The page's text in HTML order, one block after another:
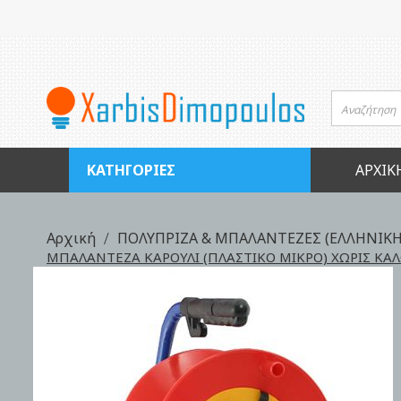
ΚΑΤΗΓΟΡΊΕΣ
Αρχική ΠΟΛΥΠΡΙΖΑ & ΜΠΑΛΑΝΤΕΖΕΣ
ΜΠΑΛΑΝΤΕΖΑ ΚΑΡΟΥΛΙ (ΠΛΑΣΤΙΚΟ ΜΙΚΡΟ) ΧΩΡΙΣ